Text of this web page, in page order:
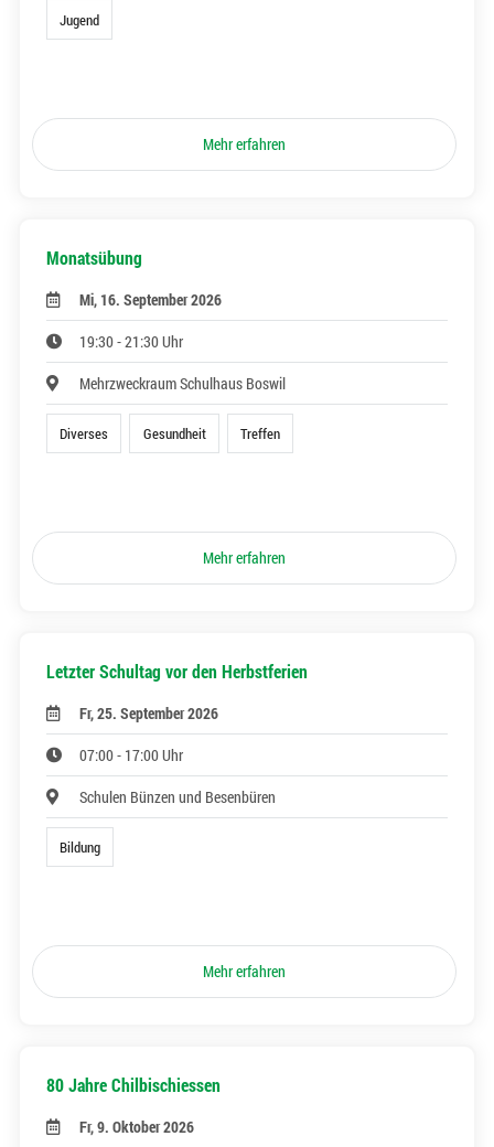
Jugend
Mehr erfahren
Monatsübung
Mi, 16. September 2026
19:30 - 21:30 Uhr
Mehrzweckraum Schulhaus Boswil
Diverses Gesundheit Treffen
Mehr erfahren
Letzter Schultag vor den Herbstferien
Fr, 25. September 2026
07:00 - 17:00 Uhr
Schulen Bünzen und Besenbüren
Bildung
Mehr erfahren
80 Jahre Chilbischiessen
Fr, 9. Oktober 2026